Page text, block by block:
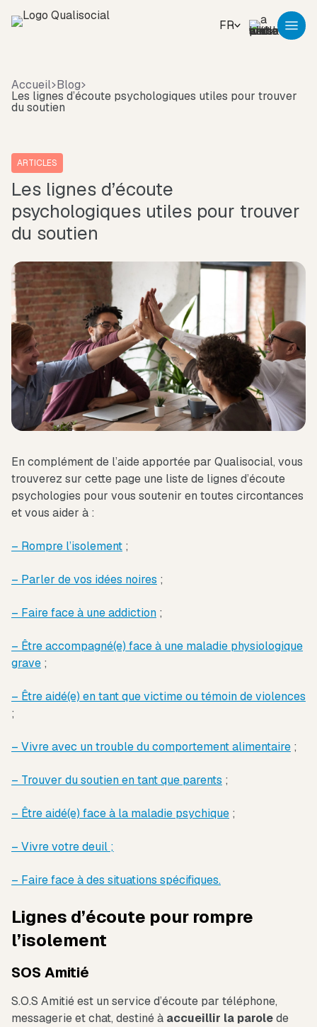
FR
Accueil Blog
Les lignes d’écoute psychologiques utiles pour trouver
du soutien
ARTICLES
Les lignes d’écoute
psychologiques utiles pour trouver
du soutien
En complément de l’aide apportée par Qualisocial, vous
trouverez sur cette page une liste de lignes d’écoute
psychologies pour vous soutenir en toutes circontances
et vous aider à :
– Rompre l’isolement ;
– Parler de vos idées noires ;
– Faire face à une addiction ;
– Être accompagné(e) face à une maladie physiologique
grave ;
– Être aidé(e) en tant que victime ou témoin de violences
;
– Vivre avec un trouble du comportement alimentaire ;
– Trouver du soutien en tant que parents ;
– Être aidé(e) face à la maladie psychique ;
– Vivre votre deuil ;
– Faire face à des situations spécifiques.
Lignes d’écoute pour rompre
l’isolement
SOS Amitié
S.O.S Amitié est un service d’écoute par téléphone,
messagerie et chat, destiné à accueillir la parolede